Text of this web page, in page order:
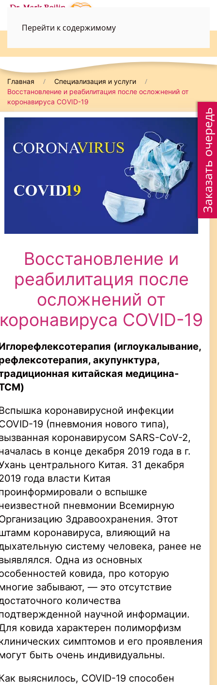
Перейти к содержимому
Главная
Специализация и услуги
Восстановление и реабилитация после осложнений от
коронавируса COVID-19
Восстановление и
реабилитация после
осложнений от
коронавируса COVID-19
(иглоукалывание,
акупунктура,
китайская медицина-
)
коронавирусной инфекции
19 (пневмония нового типа),
коронавирусом SARS-CoV-2,
в конце декабря 2019 года в г.
центрального Китая. 31 декабря
года власти Китая
о вспышке
пневмонии Всемирную
Здравоохранения. Этот
коронавируса, влияющий на
систему человека, ранее не
Одна из основных
ковида, про которую
забывают, — это отсутствие
количества
научной информации.
ковида характерен полиморфизм
симптомов и его проявления
быть очень индивидуальны.
выяснилось, COVID-19 способен
Заказать очередь